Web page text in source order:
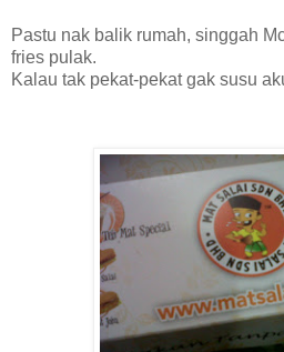
Pastu nak balik rumah, singgah
fries pulak.
Kalau tak pekat-pekat gak susu